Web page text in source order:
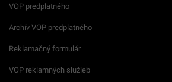
VOP predplatného
Archív VOP predplatného
Reklamačný formulár
VOP reklamných služieb